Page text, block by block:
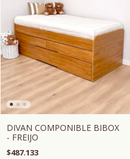
DIVAN COMPONIBLE BIBOX
- FREIJO
$487.133